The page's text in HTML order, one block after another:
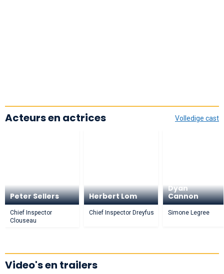
Volledige cast
Acteurs en actrices
Peter Sellers
Chief Inspector
Clouseau
Herbert Lom
Chief Inspector Dreyfus
Dyan
Cannon
Simone Legree
Video's en trailers